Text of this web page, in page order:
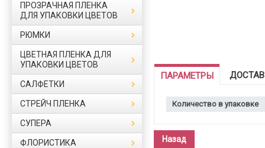
ПРОЗРАЧНАЯ ПЛЕНКА
ДЛЯ УПАКОВКИ ЦВЕТОВ
РЮМКИ
ЦВЕТНАЯ ПЛЕНКА ДЛЯ
УПАКОВКИ ЦВЕТОВ
САЛФЕТКИ
СТРЕЙЧ ПЛЕНКА
СУПЕРА
ФЛОРИСТИКА
ПАРАМЕТРЫ
Количество в упаковке
Назад